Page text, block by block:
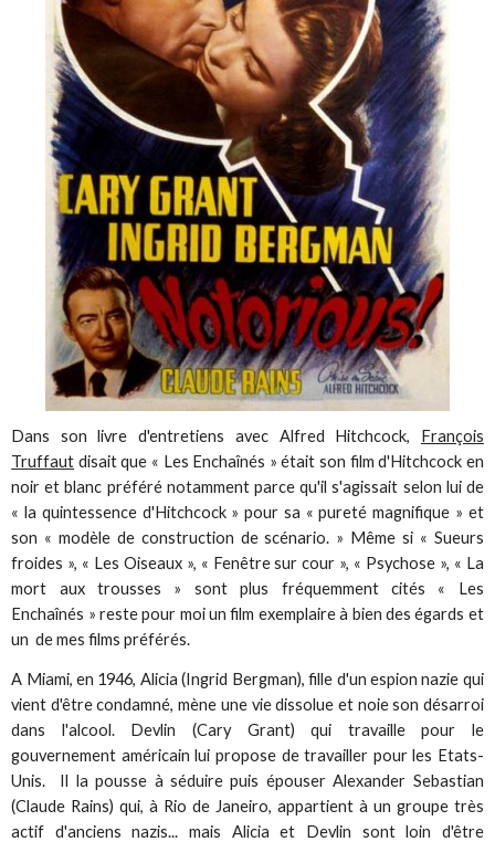
Dans son livre d'entretiens avec Alfred Hitchcock, François
Truffaut disait que « Les Enchaînés » était son film d'Hitchcock en
noir et blanc préféré notamment parce qu'il s'agissait selon lui de
« la quintessence d'Hitchcock » pour sa « pureté magnifique » et
son « modèle de construction de scénario. » Même si « Sueurs
froides », « Les Oiseaux », « Fenêtre sur cour », « Psychose », « La
mort aux trousses » sont plus fréquemment cités « Les
Enchaînés » reste pour moi un film exemplaire à bien des égards et
un de mes films préférés.
A Miami, en 1946, Alicia (Ingrid Bergman), fille d'un espion nazie qui
vient d'être condamné, mène une vie dissolue et noie son désarroi
dans l'alcool. Devlin (Cary Grant) qui travaille pour le
gouvernement américain lui propose de travailler pour les Etats-
Unis. Il la pousse à séduire puis épouser Alexander Sebastian
(Claude Rains) qui, à Rio de Janeiro, appartient à un groupe très
actif d'anciens nazis... mais Alicia et Devlin sont loin d'être